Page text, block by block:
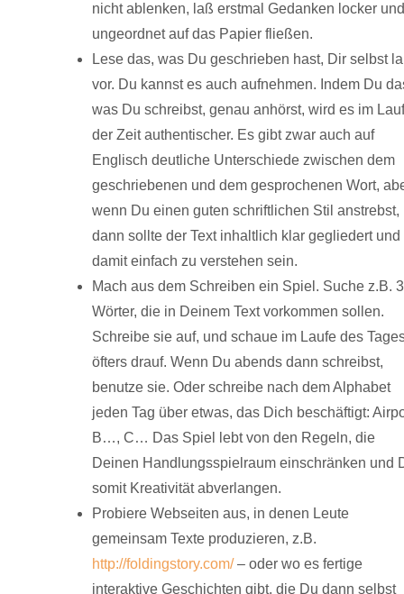
nicht ablenken, laß erstmal Gedanken locker
ungeordnet auf das Papier fließen.
Lese das, was Du geschrieben hast, Dir selbst
vor. Du kannst es auch aufnehmen. Indem Du
was Du schreibst, genau anhörst, wird es im
der Zeit authentischer. Es gibt zwar auch auf
Englisch deutliche Unterschiede zwischen dem
geschriebenen und dem gesprochenen Wort,
wenn Du einen guten schriftlichen Stil anstrebst,
dann sollte der Text inhaltlich klar gegliedert und
damit einfach zu verstehen sein.
Mach aus dem Schreiben ein Spiel. Suche z.B.
Wörter, die in Deinem Text vorkommen sollen.
Schreibe sie auf, und schaue im Laufe des
öfters drauf. Wenn Du abends dann schreibst,
benutze sie. Oder schreibe nach dem Alphabet
jeden Tag über etwas, das Dich beschäftigt:
B…, C… Das Spiel lebt von den Regeln, die
Deinen Handlungsspielraum einschränken und
somit Kreativität abverlangen.
Probiere Webseiten aus, in denen Leute
gemeinsam Texte produzieren, z.B.
http://foldingstory.com/– oder wo es fertige
interaktive Geschichten gibt, die Du dann selbst